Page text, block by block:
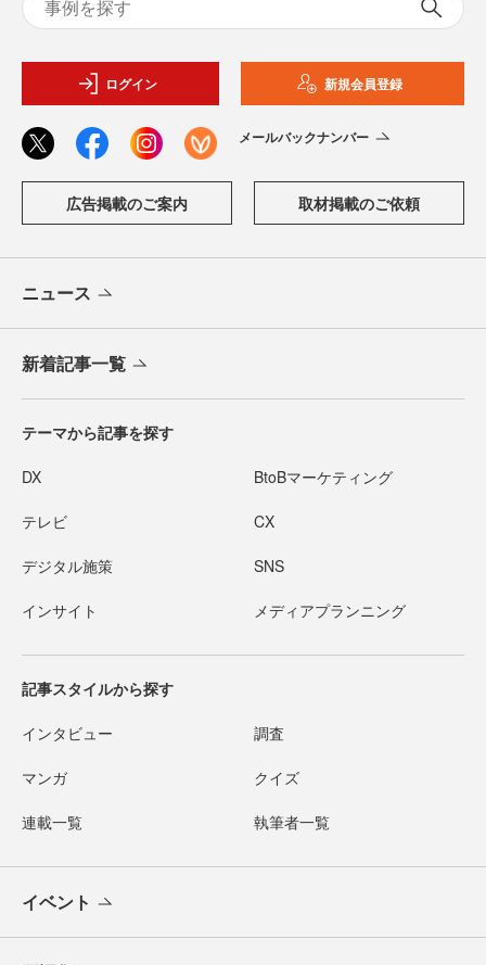
ログイン 新規会員登録
メールバックナンバー
広告掲載のご案内 取材掲載のご依頼
ニュース
新着記事一覧
テーマから記事を探す
DX BtoBマーケティング
テレビ CX
デジタル施策 SNS
インサイト メディアプランニング
記事スタイルから探す
インタビュー 調査
マンガ クイズ
連載一覧 執筆者一覧
イベント